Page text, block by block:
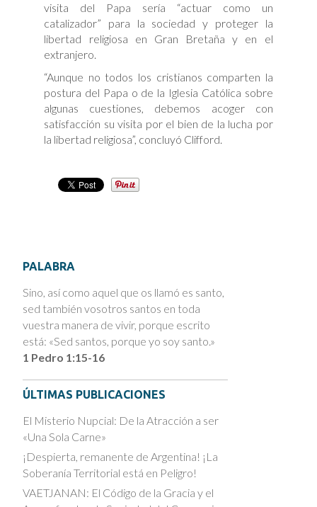
visita del Papa sería “actuar como un
catalizador” para la sociedad y proteger la
libertad religiosa en Gran Bretaña y en el
extranjero.
“Aunque no todos los cristianos comparten la
postura del Papa o de la Iglesia Católica sobre
algunas cuestiones, debemos acoger con
satisfacción su visita por el bien de la lucha por
la libertad religiosa”, concluyó Clifford.
PALABRA
Sino, así como aquel que os llamó es santo,
sed también vosotros santos en toda
vuestra manera de vivir, porque escrito
está: «Sed santos, porque yo soy santo.»
1 Pedro 1:15-16
ÚLTIMAS PUBLICACIONES
El Misterio Nupcial: De la Atracción a ser
«Una Sola Carne»
¡Despierta, remanente de Argentina! ¡La
Soberanía Territorial está en Peligro!
VAETJANAN: El Código de la Gracia y el